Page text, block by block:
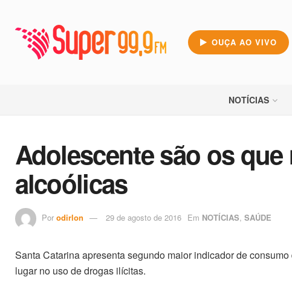
OUÇA AO VIVO
NOTÍCIAS
Adolescente são os
alcoólicas
Por odirlon 29 de agosto de 2016 Em NOTÍCIAS, SAÚDE
Santa Catarina apresenta segundo maior indicador de
lugar no uso de drogas ilícitas.